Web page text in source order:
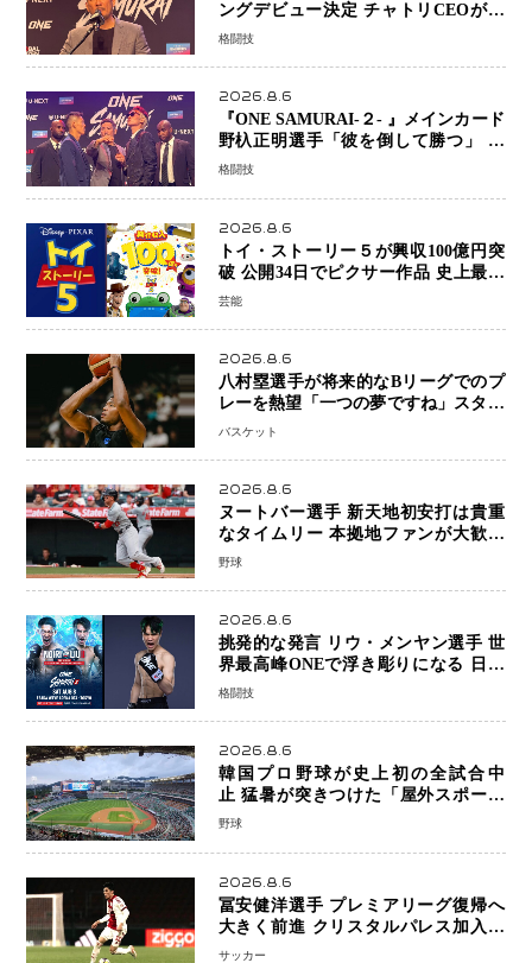
ングデビュー決定 チャトリCEOがサ
プライズ発表 2カ月連続参戦へ
格闘技
2026.8.6
『ONE SAMURAI-２- 』メインカード
野杁正明選手「彼を倒して勝つ」 リ
ウ・メンヤンとの因縁に決着へ 再起
初戦
格闘技
2026.8.6
トイ・ストーリー５が興収100億円突
破 公開34日でピクサー作品 史上最速
日本歴代シリーズ最高更新も目前
芸能
2026.8.6
八村塁選手が将来的なBリーグでのプ
レーを熱望「一つの夢ですね」スター
帰還がリーグ価値を押し上げる可能性
バスケット
2026.8.6
ヌートバー選手 新天地初安打は貴重
なタイムリー 本拠地ファンが大歓声
笑顔で歓喜
野球
2026.8.6
挑発的な発言 リウ・メンヤン選手 世
界最高峰ONEで浮き彫りになる 日本
キックボクシングが直面する“技術
格闘技
2026.8.6
韓国プロ野球が史上初の全試合中
止 猛暑が突きつけた「屋外スポーツ
の限界」 日本発のドーム型施設時代
野球
2026.8.6
冨安健洋選手 プレミアリーグ復帰へ
大きく前進 クリスタルパレス加入目
前 メディカルチェックも通過
サッカー